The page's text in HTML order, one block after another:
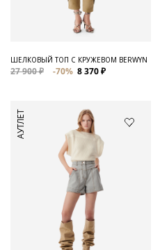
ШЕЛКОВЫЙ ТОП С КРУЖЕВОМ BERWYN
27 900 ₽ -70% 8 370 ₽
АУТЛЕТ